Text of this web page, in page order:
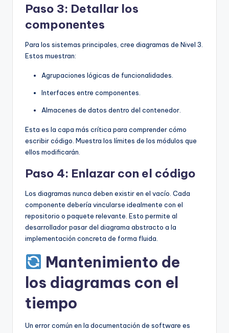
Paso 3: Detallar los
componentes
Para los sistemas principales, cree diagramas de Nivel 3.
Estos muestran:
Agrupaciones lógicas de funcionalidades.
Interfaces entre componentes.
Almacenes de datos dentro del contenedor.
Esta es la capa más crítica para comprender cómo
escribir código. Muestra los límites de los módulos que
ellos modificarán.
Paso 4: Enlazar con el código
Los diagramas nunca deben existir en el vacío. Cada
componente debería vincularse idealmente con el
repositorio o paquete relevante. Esto permite al
desarrollador pasar del diagrama abstracto a la
implementación concreta de forma fluida.
Mantenimiento de
los diagramas con el
tiempo
Un error común en la documentación de software es